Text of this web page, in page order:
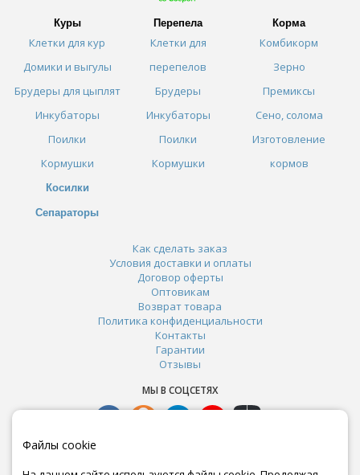
Куры
Клетки для кур
Домики и выгулы
Брудеры для цыплят
Инкубаторы
Поилки
Кормушки
Косилки
Сепараторы
Перепела
Клетки для
перепелов
Брудеры
Инкубаторы
Поилки
Кормушки
Корма
Комбикорм
Зерно
Премиксы
Сено, солома
Изготовление
кормов
Как сделать заказ
Условия доставки и оплаты
Договор оферты
Оптовикам
Возврат товара
Политика конфиденциальности
Контакты
Гарантии
Отзывы
МЫ В СОЦСЕТЯХ
Файлы cookie